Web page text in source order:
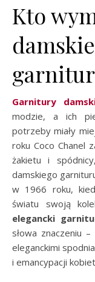
Kto
Garnitury
modzie, a ich
potrzeby miały
roku Coco Chanel
żakietu i
damskiego
w 1966 roku,
światu swoją
elegancki
słowa znaczeniu
eleganckimi
i emancypacji